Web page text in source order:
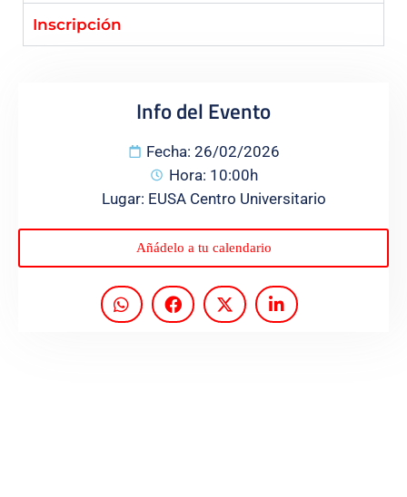
Programas
Inscripción
Info del Evento
Fecha: 26/02/2026
Hora: 10:00h
Lugar: EUSA Centro Universitario
Añádelo a tu calendario